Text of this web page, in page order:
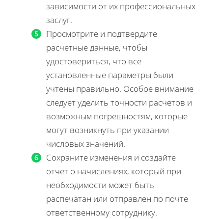
зависимости от их профессиональных
заслуг.
Просмотрите и подтвердите
расчетные данные, чтобы
удостовериться, что все
установленные параметры были
учтены правильно. Особое внимание
следует уделить точности расчетов и
возможным погрешностям, которые
могут возникнуть при указании
числовых значений.
Сохраните изменения и создайте
отчет о начислениях, который при
необходимости может быть
распечатан или отправлен по почте
ответственному сотруднику.